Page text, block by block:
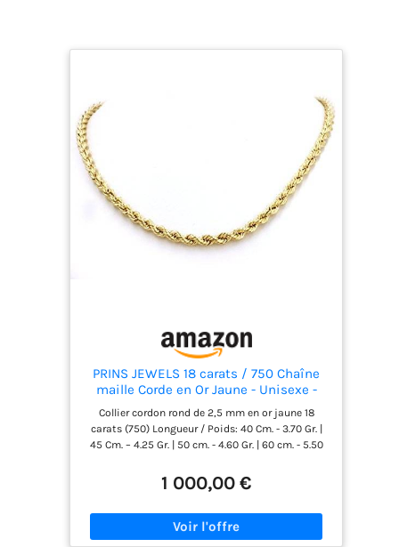
PRINS JEWELS 18 carats / 750 Chaîne
maille Corde en Or Jaune - Unisexe -
Largeur 2,50 mm (45)
Collier cordon rond de 2,5 mm en or jaune 18
carats (750) Longueur / Poids: 40 Cm. - 3.70 Gr. |
45 Cm. – 4.25 Gr. | 50 cm. - 4.60 Gr. | 60 cm. - 5.50
dans une boîte à bijoux. La collection Gold Prins
Jewels est inspiré par la romantique de lItalie.
1 000,00 €